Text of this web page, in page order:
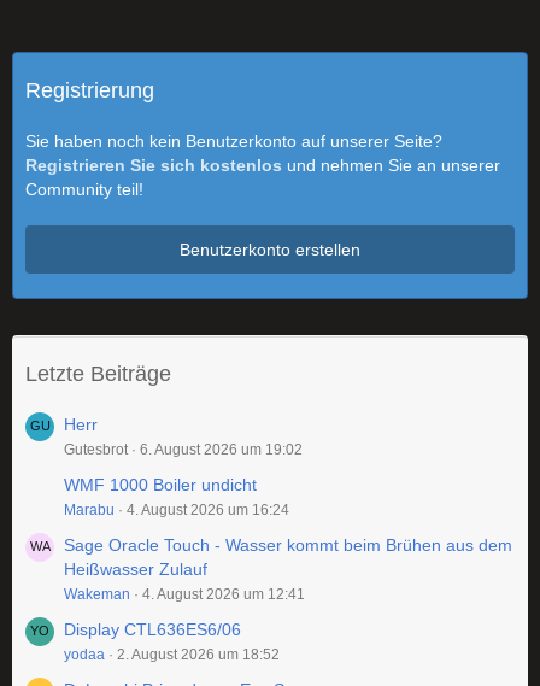
Registrierung
Sie haben noch kein Benutzerkonto auf unserer Seite?
Registrieren Sie sich kostenlos und nehmen Sie an unserer
Community teil!
Benutzerkonto erstellen
Letzte Beiträge
Herr
Gutesbrot 6. August 2026 um 19:02
WMF 1000 Boiler undicht
Marabu 4. August 2026 um 16:24
Sage Oracle Touch - Wasser kommt beim Brühen aus dem
Heißwasser Zulauf
Wakeman 4. August 2026 um 12:41
Display CTL636ES6/06
yodaa 2. August 2026 um 18:52